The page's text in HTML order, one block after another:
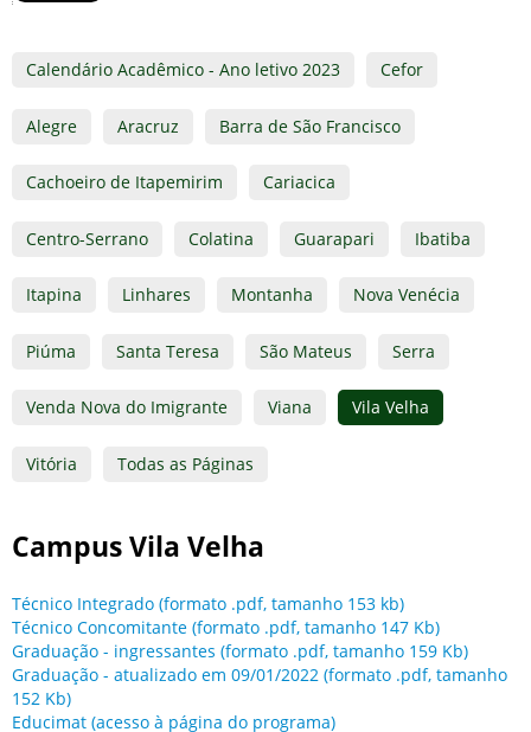
Calendário Acadêmico - Ano letivo 2023 Cefor
Alegre Aracruz Barra de São Francisco
Cachoeiro de Itapemirim Cariacica
Centro-Serrano Colatina Guarapari Ibatiba
Itapina Linhares Montanha Nova Venécia
Piúma Santa Teresa São Mateus Serra
Venda Nova do Imigrante Viana Vila Velha
Vitória Todas as Páginas
Campus Vila Velha
Técnico Integrado (formato .pdf, tamanho 153 kb)
Técnico Concomitante (formato .pdf, tamanho 147 Kb)
Graduação - ingressantes (formato .pdf, tamanho 159 Kb)
Graduação - atualizado em 09/01/2022 (formato .pdf, tamanho
152 Kb)
Educimat (acesso à página do programa)